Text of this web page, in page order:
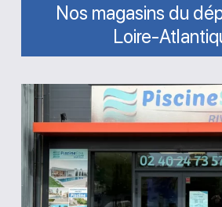
Nos magasins du
Loire-
Rive
Sud
Piscine
et